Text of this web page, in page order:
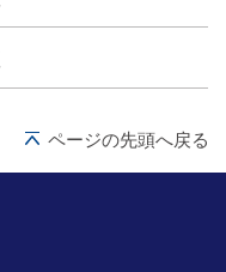
ページの先頭へ戻る